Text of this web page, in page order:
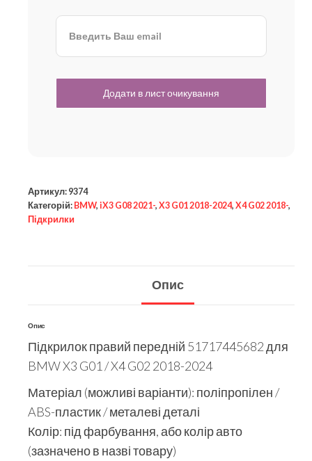
Артикул: 9374
Категорій: BMW, iX3 G08 2021-, X3 G01 2018-2024, X4 G02 2018-,
Підкрилки
Опис
Опис
Підкрилок правий передній 51717445682 для
BMW X3 G01 / X4 G02 2018-2024
Матеріал (можливі варіанти): поліпропілен /
ABS-пластик / металеві деталі
Колір: під фарбування, або колір авто
(зазначено в назві товару)